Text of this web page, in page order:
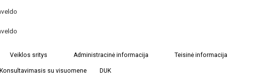
Veiklos sritys Administracinė informacija Teisinė informacija
Konsultavimasis su visuomene DUK